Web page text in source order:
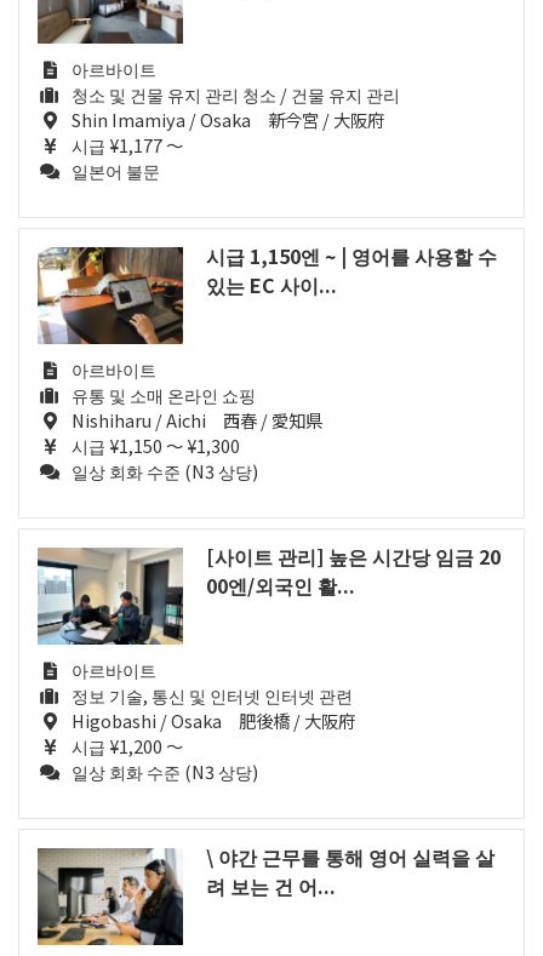
아르바이트
청소 및 건물 유지 관리 청소 / 건물 유지 관리
Shin Imamiya / Osaka 新今宮 / 大阪府
시급 ¥1,177 ～
일본어 불문
시급 1,150엔 ~ | 영어를 사용할 수
있는 EC 사이...
아르바이트
유통 및 소매 온라인 쇼핑
Nishiharu / Aichi 西春 / 愛知県
시급 ¥1,150 ～ ¥1,300
일상 회화 수준 (N3 상당)
[사이트 관리] 높은 시간당 임금 20
00엔/외국인 활...
아르바이트
정보 기술, 통신 및 인터넷 인터넷 관련
Higobashi / Osaka 肥後橋 / 大阪府
시급 ¥1,200 ～
일상 회화 수준 (N3 상당)
\ 야간 근무를 통해 영어 실력을 살
려 보는 건 어...